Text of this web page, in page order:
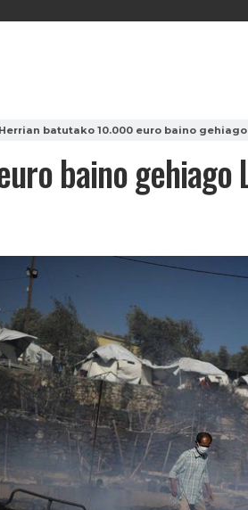
Herrian batutako 10.000 euro baino
baino gehiago